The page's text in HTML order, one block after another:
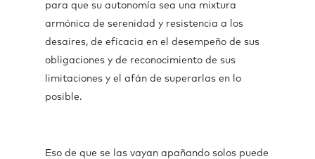
para que su autonomía sea una mixtura
armónica de serenidad y resistencia a los
desaires, de eficacia en el desempeño de sus
obligaciones y de reconocimiento de sus
limitaciones y el afán de superarlas en lo
posible.
Eso de que se las vayan apañando solos puede